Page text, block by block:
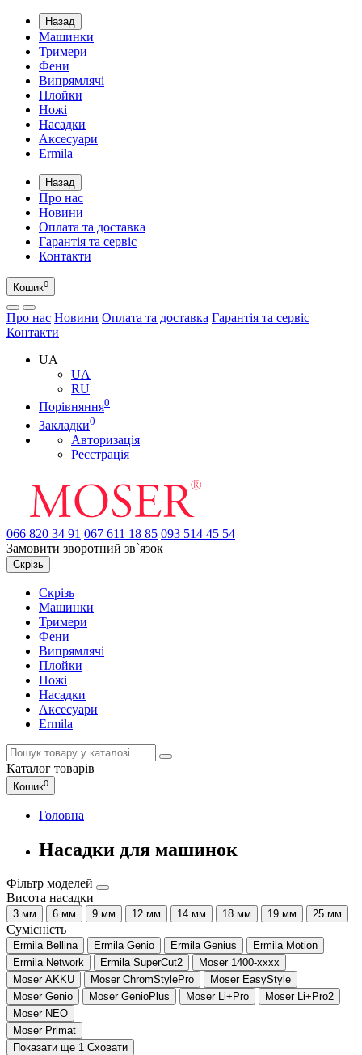
Назад
Машинки
Тримери
Фени
Випрямлячі
Плойки
Ножі
Насадки
Аксесуари
Ermila
Назад
Про нас
Новини
Оплата та доставка
Гарантія та сервіс
Контакти
Кошик0
Про нас Новини Оплата та доставка Гарантія та сервіс
Контакти
UA
UA
RU
Порівняння0
Закладки0
Авторизація
Реєстрація
066 820 34 91 067 611 18 85 093 514 45 54
Замовити зворотний зв`язок
Скрізь
Скрізь
Машинки
Тримери
Фени
Випрямлячі
Плойки
Ножі
Насадки
Аксесуари
Ermila
Каталог товарів
Кошик0
Головна
Насадки для машинок
Фільтр моделей
Висота насадки
3 мм 6 мм 9 мм 12 мм 14 мм 18 мм 19 мм 25 мм
Сумісність
Ermila Bellina Ermila Genio Ermila Genius
Ermila Motion
Ermila Network
Ermila SuperCut2
Moser 1400-xxxx
Moser AKKU
Moser ChromStylePro
Moser EasyStyle
Moser Genio
Moser GenioPlus Moser Li+Pro
Moser Li+Pro2
Moser NEO
Moser Primat
Показати ще 1 Сховати